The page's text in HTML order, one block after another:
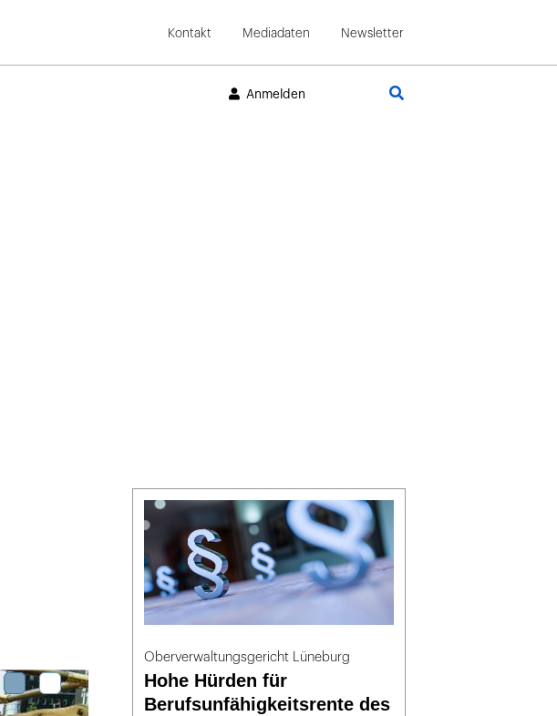
Kontakt Mediadaten Newsletter
Anmelden
Oberverwaltungsgericht Lüneburg
Hohe Hürden für
Berufsunfähigkeitsrente des